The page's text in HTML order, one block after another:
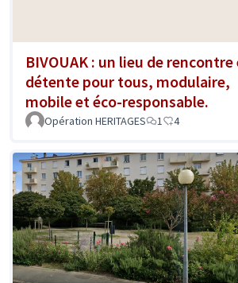
BIVOUAK : un lieu de rencontre
détente pour tous, modulaire,
mobile et éco-responsable.
Opération HERITAGES 1 4